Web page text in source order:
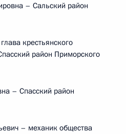
– Сальский район
крестьянского
район Приморского
– Спасский район
– механик общества